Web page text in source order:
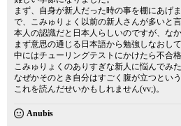
まず、自身が新人だった時の事を棚にあげ
で、こみゅりょく以前の新人さんが多いと
本人の認識だと日本人らしいのですが、な
まず意思の通じる日本語から勉強しなおし
中にはチューリングテストにかけたら不合
こみゅりょくのありすぎな新人に悩んでみた
なぜかそのとき自分はすごく腹が立つとい
これを読んだせいかもしれません(vv;)。
Anubis